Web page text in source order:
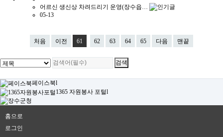
어르신 생신상 차려드리기 운영(장수읍…
05-13
처음 이전 61 62 63 64 65 다음 맨끝
페이스북l
1365 자원봉사 포털l
홈으로
로그인